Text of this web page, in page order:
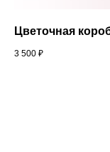
Цветочная
3 500 ₽